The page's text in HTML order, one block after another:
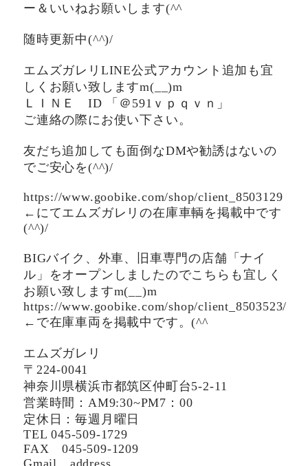
ー＆いいねお願いします(^^ゞ
随時更新中(^^)/
エムズガレリLINE公式アカウント追加も宜
しくお願い致しますm(__)m
ＬＩＮＥ ID 「＠591ｖｐｑｖｎ」
ご連絡の際にお使い下さい。
友だち追加しても面倒なDMや勧誘はないの
でご安心を(^^)/
https://www.goobike.com/shop/client_8503129
←にてエムズガレリの在庫車輌を掲載中です
(^^)/
BIGバイク、外車、旧車専門の店舗「ナイ
ル」をオープンしましたのでこちらも宜しく
お願い致しますm(__)m
https://www.goobike.com/shop/client_8503523/
←で在庫車両を掲載中です。(^^ゞ
エムズガレリ
〒224-0041
神奈川県横浜市都筑区仲町台5-2-11
営業時間：AM9:30~PM7：00
定休日：毎週月曜日
TEL 045-509-1729
FAX 045-509-1209